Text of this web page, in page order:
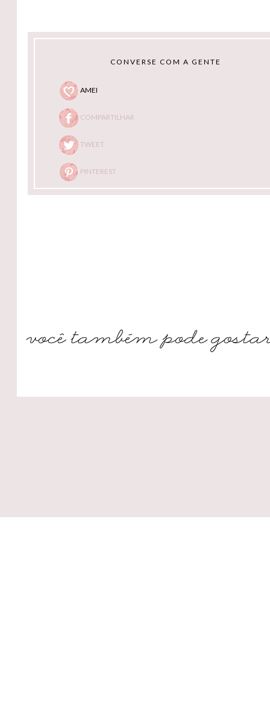
CONVERSE COM A GENTE
AMEI
COMPARTILHAR
TWEET
PINTEREST